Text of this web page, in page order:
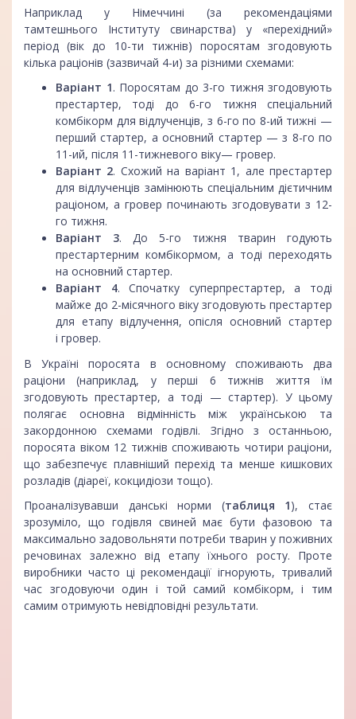
Наприклад у Німеччині (за рекомендаціями
тамтешнього Інституту свинарства) у «перехідний»
період (вік до 10-ти тижнів) поросятам згодовують
кілька раціонів (зазвичай 4-и) за різними схемами:
Варіант 1. Поросятам до 3-го тижня згодовують
престартер, тоді до 6-го тижня спеціальний
комбікорм для відлученців, з 6-го по 8-ий тижні —
перший стартер, а основний стартер — з 8-го по
11-ий, після 11-тижневого віку— гровер.
Варіант 2. Схожий на варіант 1, але престартер
для відлученців замінюють спеціальним дієтичним
раціоном, а гровер починають згодовувати з 12-
го тижня.
Варіант 3. До 5-го тижня тварин годують
престартерним комбікормом, а тоді переходять
на основний стартер.
Варіант 4. Спочатку суперпрестартер, а тоді
майже до 2-місячного віку згодовують престартер
для етапу відлучення, опісля основний стартер
і гровер.
В Україні поросята в основному споживають два
раціони (наприклад, у перші 6 тижнів життя їм
згодовують престартер, а тоді — стартер). У цьому
полягає основна відмінність між українською та
закордонною схемами годівлі. Згідно з останньою,
поросята віком 12 тижнів споживають чотири раціони,
що забезпечує плавніший перехід та менше кишкових
розладів (діареї, кокцидіози тощо).
Проаналізувавши данські норми (таблиця 1), стає
зрозуміло, що годівля свиней має бути фазовою та
максимально задовольняти потреби тварин у поживних
речовинах залежно від етапу їхнього росту. Проте
виробники часто ці рекомендації ігнорують, тривалий
час згодовуючи один і той самий комбікорм, і тим
самим отримують невідповідні результати.